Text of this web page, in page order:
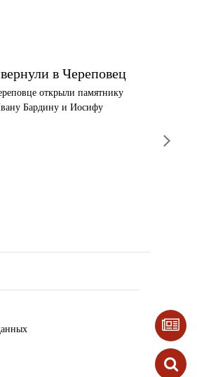
в Череповец
открыли памятнику
Бардину и Иосифу
23 июля